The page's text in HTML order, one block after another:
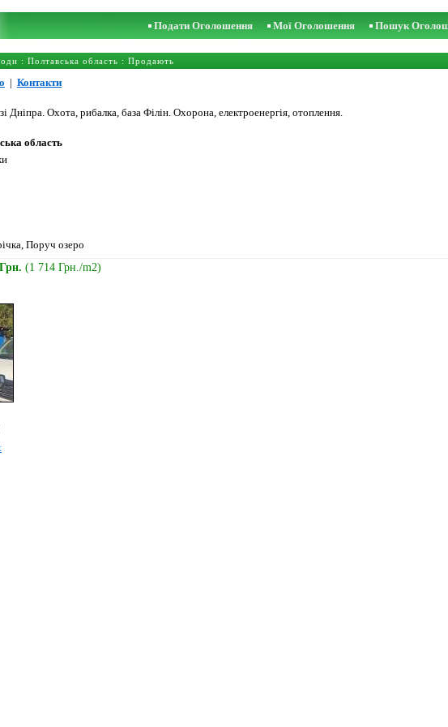
Подати Оголошення Мої Оголошення Пошук
: Полтавська область : Продають
| Контакти
Дніпра. Охота, рибалка, база Філін. Охорона, електроенергія, отоплення.
область
Поруч озеро
(1 714 Грн./m2)